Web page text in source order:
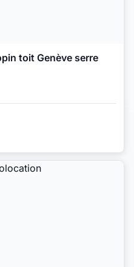
toit Genève serre